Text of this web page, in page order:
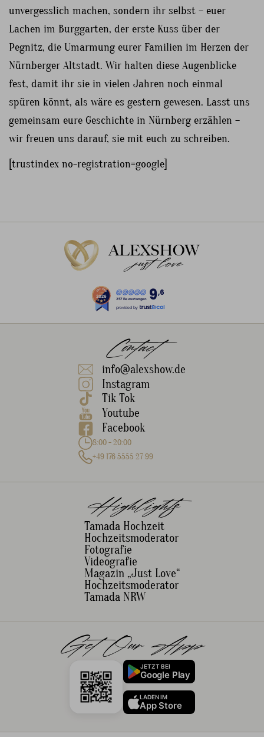
unvergesslich machen, sondern ihr selbst – euer
Lachen im Burggarten, der erste Kuss über der
Pegnitz, die Umarmung eurer Familien im Herzen der
Nürnberger Altstadt. Wir halten diese Augenblicke
fest, damit ihr sie in vielen Jahren noch einmal
spüren könnt, als wäre es gestern gewesen. Lasst uns
gemeinsam eure Geschichte in Nürnberg erzählen –
wir freuen uns darauf, sie mit euch zu schreiben.
[trustindex no-registration=google]
257 Bewertungen 9,6
provided by
Contact
info@alexshow.de
Instagram
Tik Tok
Youtube
Facebook
8:00 - 20:00
+49 176 5555 27 99
Highlights
Tamada Hochzeit
Hochzeitsmoderator
Fotografie
Videografie
Magazin „Just Love“
Hochzeitsmoderator
Tamada NRW
Get Our App
JETZT BEI
Google Play
LADEN IM
App Store